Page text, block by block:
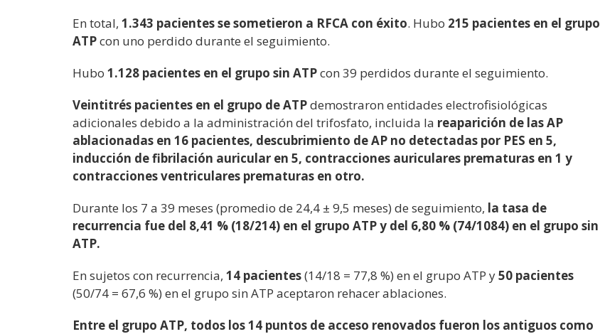
En total, 1.343 pacientes se sometieron a RFCA con éxito. Hubo 215 pacientes en el grupo
ATPcon uno perdido durante el seguimiento.
Hubo 1.128 pacientes en el grupo sin ATPcon 39 perdidos durante el seguimiento.
Veintitrés pacientes en el grupo de ATPdemostraron entidades electrofisiológicas
adicionales debido a la administración del trifosfato, incluida la reaparición de las AP
ablacionadas en 16 pacientes, descubrimiento de AP no detectadas por PES en 5,
inducción de fibrilación auricular en 5, contracciones auriculares prematuras en 1 y
contracciones ventriculares prematuras en otro.
Durante los 7 a 39 meses (promedio de 24,4 ± 9,5 meses) de seguimiento, la tasa de
recurrencia fue del 8,41 % (18/214) en el grupo ATP y del 6,80 % (74/1084) en el grupo sin
ATP.
En sujetos con recurrencia, 14 pacientes(14/18 = 77,8 %) en el grupo ATP y50 pacientes
(50/74 = 67,6 %) en el grupo sin ATP aceptaron rehacer ablaciones.
Entre el grupo ATP, todos los 14 puntos de acceso renovados fueron los antiguos como